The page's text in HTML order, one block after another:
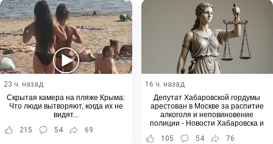
23 ч. назад
Скрытая камера на пляже Крыма:
Что люди вытворяют, когда их не
видят...
215
54 69
16 ч. назад
Депутат Хабаровской гордумы
арестован в Москве за распитие
алкоголя и неповиновение
полиции - Новости Хабаровска и
105 54 76